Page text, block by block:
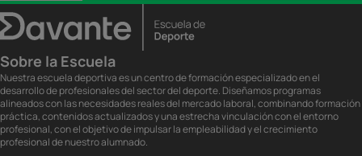
Sobre la Escuela
Nuestra escuela deportiva es un centro de formación especializado en el
desarrollo de profesionales del sector del deporte. Diseñamos programas
alineados con las necesidades reales del mercado laboral, combinando formación
práctica, contenidos actualizados y una estrecha vinculación con el entorno
profesional, con el objetivo de impulsar la empleabilidad y el crecimiento
profesional de nuestro alumnado.